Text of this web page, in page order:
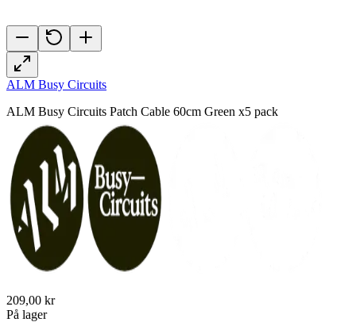
ALM Busy Circuits
ALM Busy Circuits Patch Cable 60cm Green x5 pack
209,00 kr
På lager